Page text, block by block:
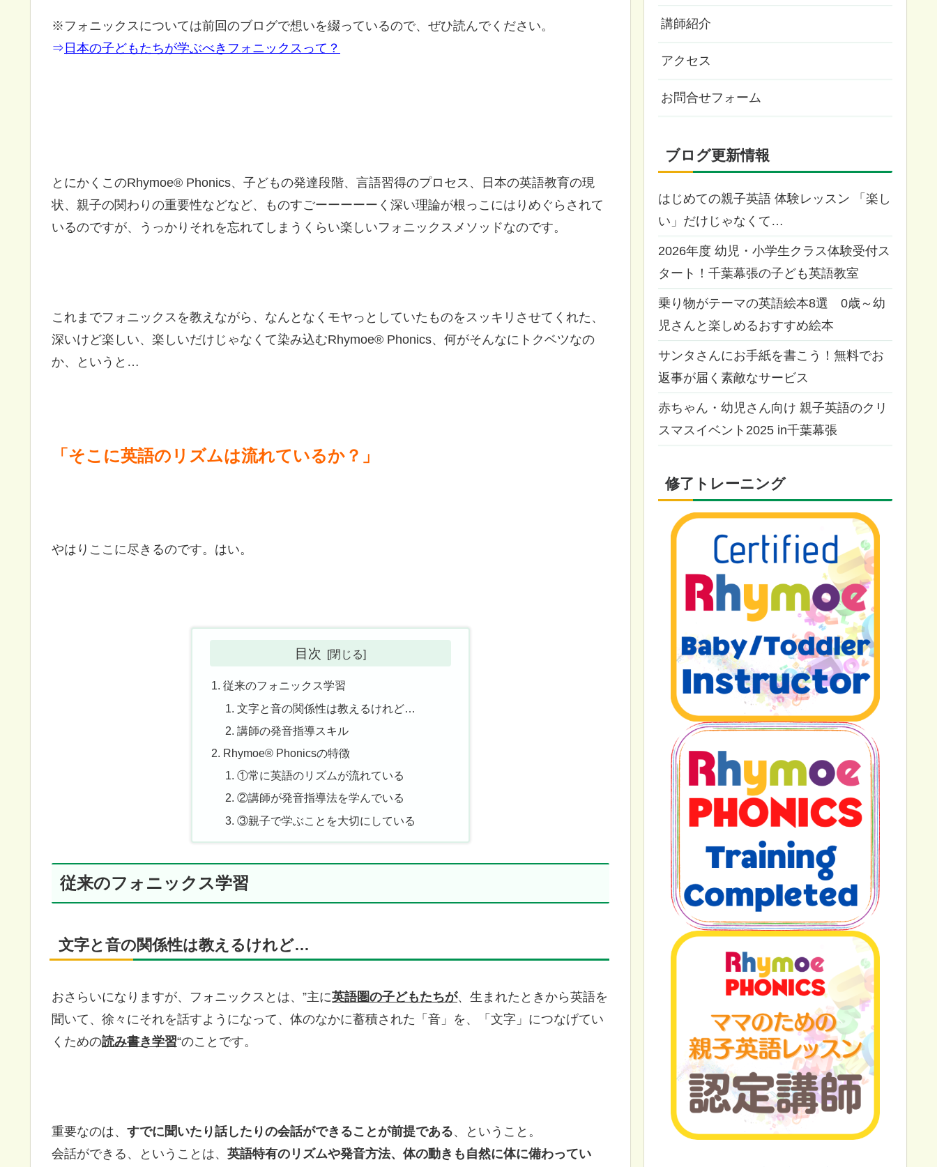
※フォニックスについては前回のブログで想いを綴っているので、ぜひ読んでください。
⇒ 日本の子どもたちが学ぶべきフォニックスって？
とにかくこのRhymoe® Phonics、子どもの発達段階、言語習得のプロセス、日本の英語教育の現
状、親子の関わりの重要性などなど、ものすごーーーーーく深い理論が根っこにはりめぐらされて
いるのですが、うっかりそれを忘れてしまうくらい楽しいフォニックスメソッドなのです。
これまでフォニックスを教えながら、なんとなくモヤっとしていたものをスッキリさせてくれた、
深いけど楽しい、楽しいだけじゃなくて染み込むRhymoe® Phonics、何がそんなにトクベツなの
か、というと…
「そこに英語のリズムは流れているか？」
やはりここに尽きるのです。はい。
目次
従来のフォニックス学習
文字と音の関係性は教えるけれど…
講師の発音指導スキル
Rhymoe® Phonicsの特徴
①常に英語のリズムが流れている
②講師が発音指導法を学んでいる
③親子で学ぶことを大切にしている
従来のフォニックス学習
文字と音の関係性は教えるけれど…
おさらいになりますが、フォニックスとは、”主に英語圏の子どもたちが、生まれたときから英語を
聞いて、徐々にそれを話すようになって、体のなかに蓄積された「音」を、「文字」につなげてい
くための読み書き学習“のことです。
重要なのは、 すでに聞いたり話したりの会話ができることが前提である、ということ。
会話ができる、ということは、 英語特有のリズムや発音方法、体の動きも自然に体に備わってい
講師紹介
アクセス
お問合せフォーム
ブログ更新情報
はじめての親子英語 体験レッスン 「楽し
い」だけじゃなくて…
2026年度 幼児・小学生クラス体験受付ス
タート！千葉幕張の子ども英語教室
乗り物がテーマの英語絵本8選 0歳～幼
児さんと楽しめるおすすめ絵本
サンタさんにお手紙を書こう！無料でお
返事が届く素敵なサービス
赤ちゃん・幼児さん向け 親子英語のクリ
スマスイベント2025 in千葉幕張
修了トレーニング